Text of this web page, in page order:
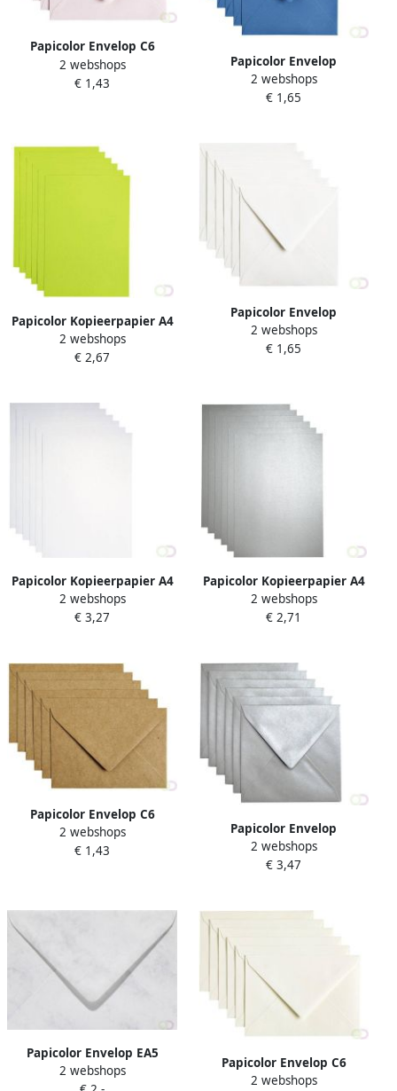
Papicolor Envelop C6
114x162mm lichtroze pak Ã
6 stuks
2 webshops
€ 1,43
Papicolor Envelop
140x140mm donkerblauw
pak Ã 6 stuks
2 webshops
€ 1,65
Papicolor Kopieerpapier A4
100gr 12 vel appelgroen
2 webshops
€ 2,67
Papicolor Envelop
140x140mm hagelwit pak Ã
6 stuks
2 webshops
€ 1,65
Papicolor Kopieerpapier A4
120gr 6 vel metallic
parelwit
2 webshops
€ 3,27
Papicolor Kopieerpapier A4
300gr 3 vel metallic zilver
2 webshops
€ 2,71
Papicolor Envelop C6
114x162mm kraft bruin pak
Ã 6 stuks
2 webshops
€ 1,43
Papicolor Envelop
140x140mm metallic zilver
pak Ã 6 stuks
2 webshops
€ 3,47
Papicolor Envelop EA5
156x220mm marmer
2 webshops
Papicolor Envelop C6
114x162mm anjerwit pak Ã
2 webshops